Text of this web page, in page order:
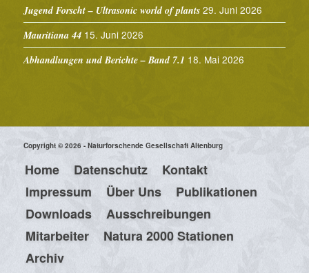
Jugend Forscht – Ultrasonic world of plants 29. Juni 2026
Mauritiana 44 15. Juni 2026
Abhandlungen und Berichte – Band 7.1 18. Mai 2026
Copyright © 2026 - Naturforschende Gesellschaft Altenburg
Home Datenschutz
Kontakt
Impressum
Über Uns
Publikationen
Downloads
Ausschreibungen
Mitarbeiter
Natura 2000 Stationen
Archiv